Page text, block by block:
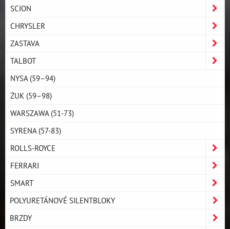
SCION
CHRYSLER
ZASTAVA
TALBOT
NYSA (59–94)
ŻUK (59–98)
WARSZAWA (51-73)
SYRENA (57-83)
ROLLS-ROYCE
FERRARI
SMART
POLYURETÁNOVÉ SILENTBLOKY
BRZDY